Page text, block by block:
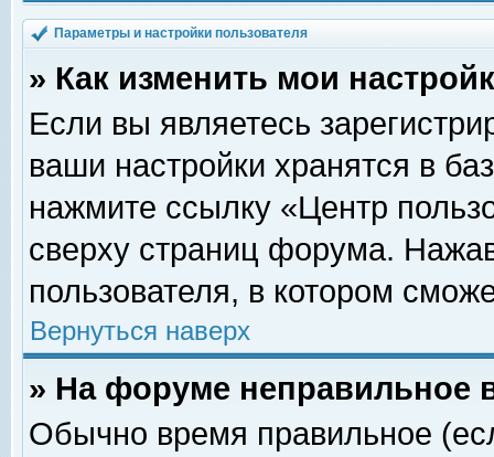
Параметры и настройки пользователя
» Как изменить мои
Если вы являетесь
ваши настройки хранятся в
нажмите ссылку «Центр
сверху страниц форума.
пользователя, в котором
Вернуться наверх
» На форуме неправильное
Обычно время правильное